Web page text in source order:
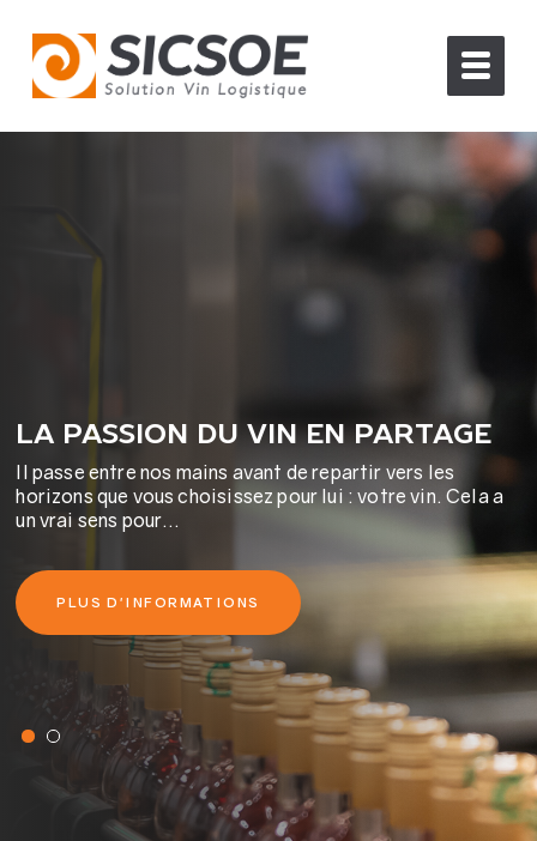
LA PASSION DU VIN EN PARTAGE
Il passe entre nos mains avant de repartir vers les
horizons que vous choisissez pour lui : votre vin. Cela a
un vrai sens pour…
PLUS D'INFORMATIONS